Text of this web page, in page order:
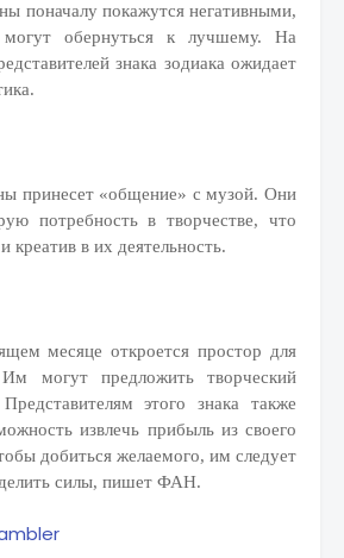
поначалу покажутся негативными,
обернуться к лучшему. На
знака зодиака ожидает
принесет «общение» с музой. Они
потребность в творчестве, что
креатив в их деятельность.
месяце откроется простор для
Им могут предложить творческий
этого знака также
извлечь прибыль из своего
добиться желаемого, им следует
силы, пишет ФАН.